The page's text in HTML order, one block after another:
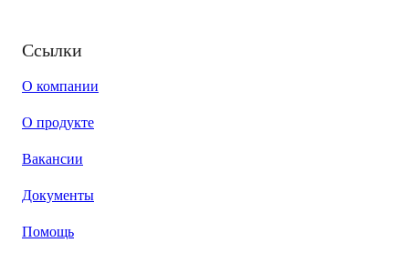
Ссылки
О компании
О продукте
Вакансии
Документы
Помощь